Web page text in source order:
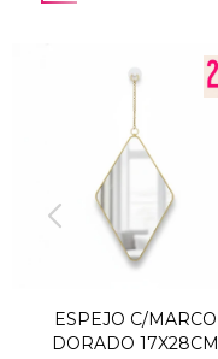
ESPEJO C/MARCO
DORADO 17X28CM